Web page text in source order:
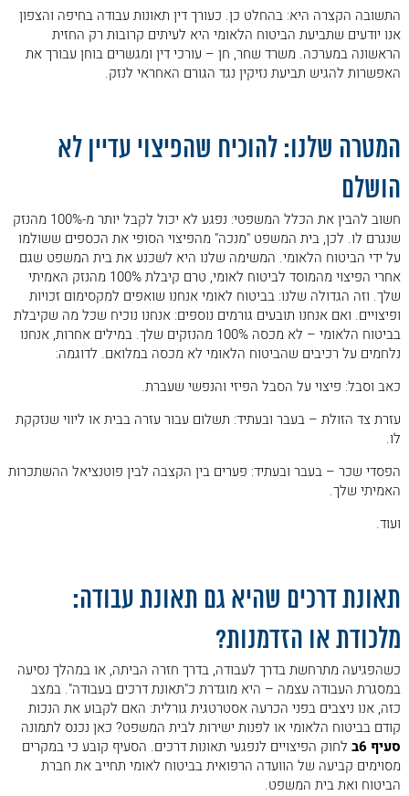
התשובה הקצרה היא: בהחלט כן. כעורך דין תאונות עבודה בחיפה והצפון
אנו יודעים שתביעת הביטוח הלאומי היא לעיתים קרובות רק החזית
הראשונה במערכה. משרד שחר, חן – עורכי דין ומגשרים בוחן עבורך את
האפשרות להגיש תביעת נזיקין נגד הגורם האחראי לנזק.
המטרה שלנו: להוכיח שהפיצוי עדיין לא
הושלם
חשוב להבין את הכלל המשפטי: נפגע לא יכול לקבל יותר מ-100% מהנזק
שנגרם לו. לכן, בית המשפט "מנכה" מהפיצוי הסופי את הכספים ששולמו
על ידי הביטוח הלאומי. המשימה שלנו היא לשכנע את בית המשפט שגם
אחרי הפיצוי מהמוסד לביטוח לאומי, טרם קיבלת 100% מהנזק האמיתי
שלך. וזה הגדולה שלנו: בביטוח לאומי אנחנו שואפים למקסימום זכויות
ופיצויים. ואם אנחנו תובעים גורמים נוספים: אנחנו נוכיח שכל מה שקיבלת
בביטוח הלאומי – לא מכסה 100% מהנזקים שלך. במילים אחרות, אנחנו
נלחמים על רכיבים שהביטוח הלאומי לא מכסה במלואם. לדוגמה:
כאב וסבל: פיצוי על הסבל הפיזי והנפשי שעברת.
עזרת צד הזולת – בעבר ובעתיד: תשלום עבור עזרה בבית או ליווי שנזקקת
לו.
הפסדי שכר – בעבר ובעתיד: פערים בין הקצבה לבין פוטנציאל ההשתכרות
האמיתי שלך.
ועוד.
תאונת דרכים שהיא גם תאונת עבודה:
מלכודת או הזדמנות?
כשהפגיעה מתרחשת בדרך לעבודה, בדרך חזרה הביתה, או במהלך נסיעה
במסגרת העבודה עצמה – היא מוגדרת כ"תאונת דרכים בעבודה". במצב
כזה, אנו ניצבים בפני הכרעה אסטרטגית גורלית: האם לקבוע את הנכות
קודם בביטוח הלאומי או לפנות ישירות לבית המשפט? כאן נכנס לתמונה
סעיף 6ב
לחוק הפיצויים לנפגעי תאונות דרכים. הסעיף קובע כי במקרים
מסוימים קביעה של הוועדה הרפואית בביטוח לאומי תחייב את חברת
הביטוח ואת בית המשפט.